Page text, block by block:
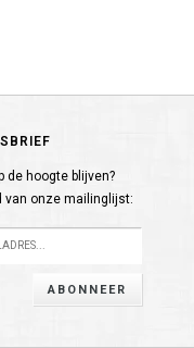
de hoogte blijven?
van onze mailinglijst:
ABONNEER